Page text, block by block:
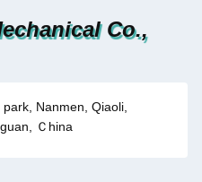
Co.,
Nanmen, Qiaoli,
Ｃhina